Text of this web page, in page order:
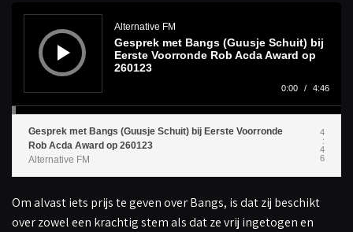
Alternative FM
Gesprek met Bangs (Guusje Schuit) bij
Eerste Voorronde Rob Acda Award op
260123
0:00 / 4:46
Gesprek met Bangs (Guusje Schuit) bij Eerste Voorronde
Rob Acda Award op 260123
Alternative FM
4
:
4
6
Om alvast iets prijs te geven over Bangs, is dat zij beschikt
over zowel een krachtig stem als dat ze vrij ingetogen en